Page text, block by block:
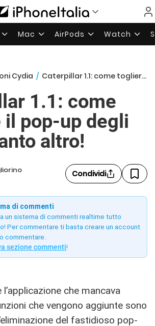
Mac AirPods Watch
Cydia / Caterpillar 1.1: come togliere il pop-up degli sms e tanto altro!
1.1: come
pop-up degli
altro!
Condividi
di commenti
un sistema di commenti realtime tutto
Per commentare ti basta creare un account
commentare.
sezione commenti!
che mancava
che vengono aggiunte sono
del fastidioso pop-